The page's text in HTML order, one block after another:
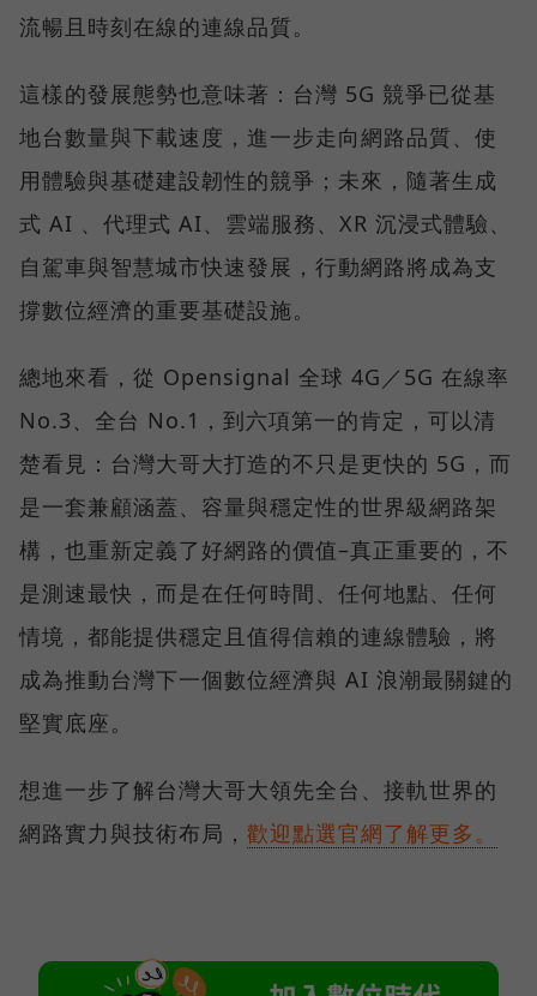
流暢且時刻在線的連線品質。
這樣的發展態勢也意味著：台灣 5G 競爭已從基
地台數量與下載速度，進一步走向網路品質、使
用體驗與基礎建設韌性的競爭；未來，隨著生成
式 AI 、代理式 AI、雲端服務、XR 沉浸式體驗、
自駕車與智慧城市快速發展，行動網路將成為支
撐數位經濟的重要基礎設施。
總地來看，從 Opensignal 全球 4G／5G 在線率
No.3、全台 No.1，到六項第一的肯定，可以清
楚看見：台灣大哥大打造的不只是更快的 5G，而
是一套兼顧涵蓋、容量與穩定性的世界級網路架
構，也重新定義了好網路的價值–真正重要的，不
是測速最快，而是在任何時間、任何地點、任何
情境，都能提供穩定且值得信賴的連線體驗，將
成為推動台灣下一個數位經濟與 AI 浪潮最關鍵的
堅實底座。
想進一步了解台灣大哥大領先全台、接軌世界的
網路實力與技術布局， 歡迎點選官網了解更多。